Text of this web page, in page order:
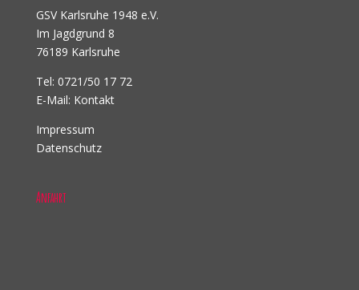
GSV Karlsruhe 1948 e.V.
Im Jagdgrund 8
76189 Karlsruhe
Tel: 0721/50 17 72
E-Mail: Kontakt
Impressum
Datenschutz
Anfahrt